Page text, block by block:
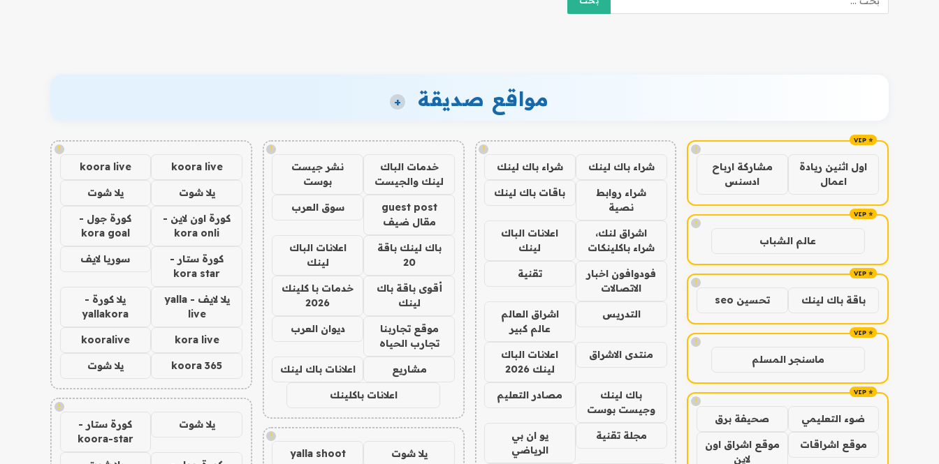
مواقع صديقة +
!
اول اثنين ريادة
اعمال
مشاركة ارباح
ادسنس
!
عالم الشباب
!
باقة باك لينك تحسين seo
!
ماسنجر المسلم
!
ضوء التعليمي صحيفة برق
موقع اشراقات
موقع اشراق اون
لاين
!
شراء باك لينك شراء باك لينك
شراء روابط
نصية
باقات باك لينك
اشراق لنك،
شراء باكلينكات
اعلانات الباك
لينك
فودوافون اخبار
الاتصالات
تقنية
التدريس
اشراق العالم
عالم كبير
منتدى الاشراق
اعلانات الباك
لينك 2026
باك لينك
وجيست بوست
مصادر التعليم
مجلة تقنية
يو ان بي
الرياضي
!
خدمات الباك
لينك والجيست
نشر جيست
بوست
guest post
مقال ضيف
سوق العرب
باك لينك باقة
20
اعلانات الباك
لينك
أقوى باقة باك
لينك
خدمات با كلينك
2026
موقع تجاربنا
تجارب الحياه
ديوان العرب
مشاريع اعلانات باك لينك
اعلانات باكلينك
!
يلا شوت yalla shoot
!
koora live
koora live
يلا شوت يلا شوت
كورة اون لاين -
kora onli
كورة جول -
kora goal
كورة ستار -
kora star
سوريا لايف
يلا لايف - yalla
live
يلا كورة -
yallakora
kora live
kooralive
koora 365 يلا شوت
!
يلا شوت
كورة ستار -
koora-star